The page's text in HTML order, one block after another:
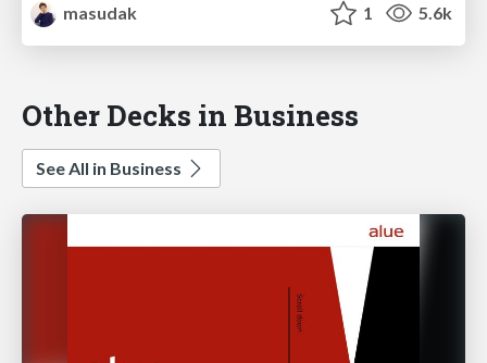
masudak
1 5.6k
Other Decks in Business
See All in Business